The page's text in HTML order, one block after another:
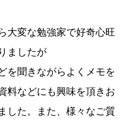
大変な勉強家で好奇心旺
ましたが
を聞きながらよくメモを
料などにも興味を頂きお
した。また、様々なご質